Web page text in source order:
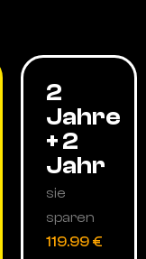
2
Jahre
+ 2
Jahr
sie
sparen
119.99 €